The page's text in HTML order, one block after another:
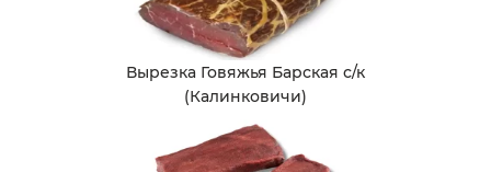
Вырезка Говяжья Барская с/к
(Калинковичи)